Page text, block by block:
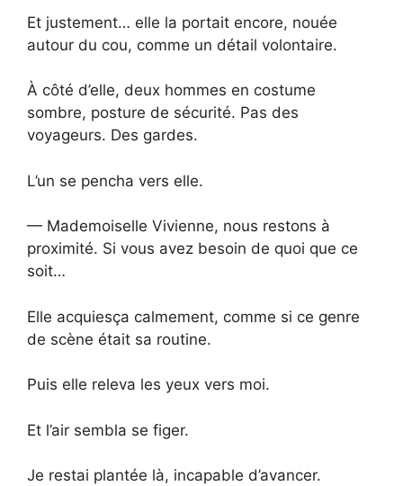
Et justement… elle la portait encore, nouée
autour du cou, comme un détail volontaire.
À côté d’elle, deux hommes en costume
sombre, posture de sécurité. Pas des
voyageurs. Des gardes.
L’un se pencha vers elle.
— Mademoiselle Vivienne, nous restons à
proximité. Si vous avez besoin de quoi que ce
soit…
Elle acquiesça calmement, comme si ce genre
de scène était sa routine.
Puis elle releva les yeux vers moi.
Et l’air sembla se figer.
Je restai plantée là, incapable d’avancer.